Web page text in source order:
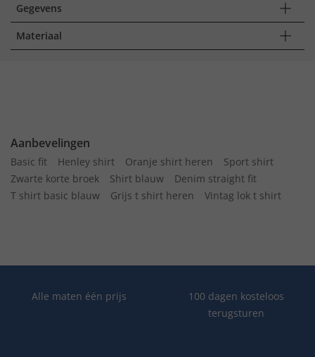
Gegevens
Materiaal
Aanbevelingen
Basic fit Henley shirt Oranje shirt heren
Sport shirt
Zwarte korte broek
Shirt blauw
Denim straight fit
T shirt basic blauw
Grijs t shirt heren Vintag lok t shirt
Alle maten één prijs
100 dagen kosteloos
terugsturen